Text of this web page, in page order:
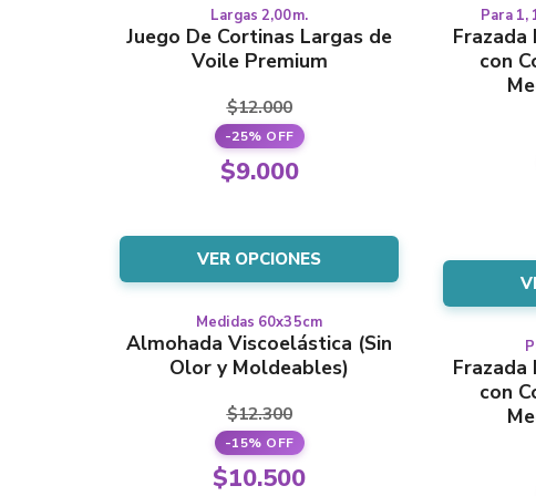
LARGAS
Largas 2,00m.
Juego De Cortinas Largas de
Voile Premium
$12.000
-25% OFF
El
original
era:
$12.000.
$9.000
precio
actual
$9.000.
VER OPCIONES
Este
producto
tiene
variantes.
Las
opciones
elegir
en
la
del
producto
Medidas 60x35cm
Almohada Viscoelástica (Sin
Olor y Moldeables)
$12.300
-15% OFF
El
$10.500
Este
producto
tiene
variantes.
Las
opciones
Para 1,
Frazada
con
Frazada
con